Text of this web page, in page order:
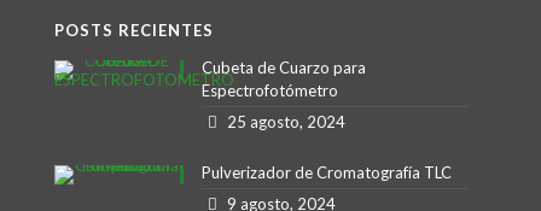
POSTS RECIENTES
Cubeta de Cuarzo para
Espectrofotómetro
25 agosto, 2024
Pulverizador de Cromatografía TLC
9 agosto, 2024